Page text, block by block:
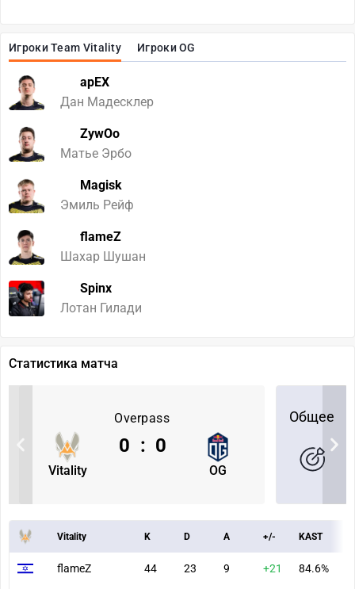
Игроки Team Vitality Игроки OG
apEX
Дан Мадесклер
ZywOo
Матье Эрбо
Magisk
Эмиль Рейф
flameZ
Шахар Шушан
Spinx
Лотан Гилади
Статистика матча
Overpass
Vitality OG
0 : 0
Общее
Vitality K D A +/- KAST
flameZ 44 23 9 +21 84.6%